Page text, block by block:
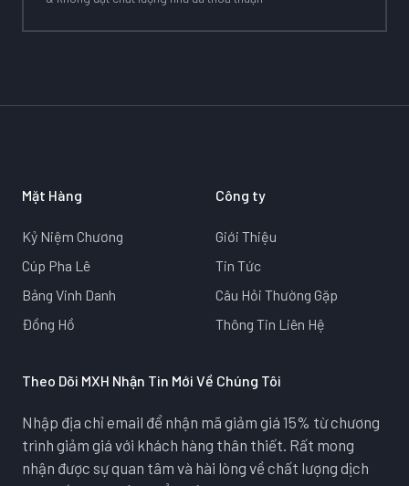
Mặt Hàng
Kỷ Niệm Chương
Cúp Pha Lê
Bảng Vinh Danh
Đồng Hồ
Công ty
Giới Thiệu
Tin Tức
Câu Hỏi Thường Gặp
Thông Tin Liên Hệ
Theo Dõi MXH Nhận Tin Mới Về Chúng Tôi
Nhập địa chỉ email để nhận mã giảm giá 15% từ chương
trình giảm giá với khách hàng thân thiết. Rất mong
nhận được sự quan tâm và hài lòng về chất lượng dịch